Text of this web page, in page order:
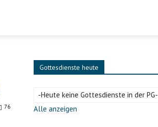
76
Gottesdienste heute
-Heute keine Gottesdienste in der PG-
Alle anzeigen